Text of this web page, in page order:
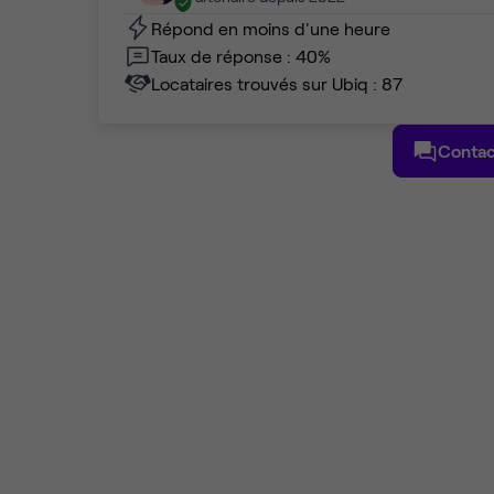
Répond en moins d'une heure
Taux de réponse : 40%
Locataires trouvés sur Ubiq : 87